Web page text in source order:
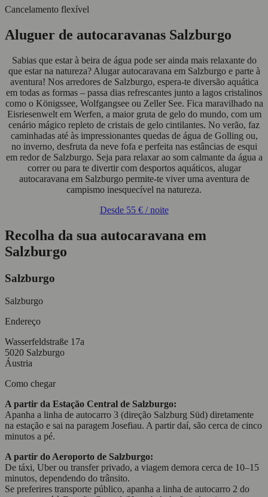
Cancelamento flexível
Aluguer de autocaravanas Salzburgo
Sabias que estar à beira de água pode ser ainda mais relaxante do
que estar na natureza? Alugar autocaravana em Salzburgo e parte à
aventura! Nos arredores de Salzburgo, espera-te diversão aquática
em todas as formas – passa dias refrescantes junto a lagos cristalinos
como o Königssee, Wolfgangsee ou Zeller See. Fica maravilhado na
Eisriesenwelt em Werfen, a maior gruta de gelo do mundo, com um
cenário mágico repleto de cristais de gelo cintilantes. No verão, faz
caminhadas até às impressionantes quedas de água de Golling ou,
no inverno, desfruta da neve fofa e perfeita nas estâncias de esqui
em redor de Salzburgo. Seja para relaxar ao som calmante da água a
correr ou para te divertir com desportos aquáticos, alugar
autocaravana em Salzburgo permite-te viver uma aventura de
campismo inesquecível na natureza.
Desde 55 €/ noite
Recolha da sua autocaravana em
Salzburgo
Salzburgo
Salzburgo
Endereço
Wasserfeldstraße 17a
5020 Salzburgo
Áustria
Como chegar
A partir da Estação Central de Salzburgo:
Apanha a linha de autocarro 3 (direção Salzburg Süd) diretamente
na estação e sai na paragem Josefiau. A partir daí, são cerca de cinco
minutos a pé.
A partir do Aeroporto de Salzburgo:
De táxi, Uber ou transfer privado, a viagem demora cerca de 10–15
minutos, dependendo do trânsito.
Se preferires transporte público, apanha a linha de autocarro 2 do